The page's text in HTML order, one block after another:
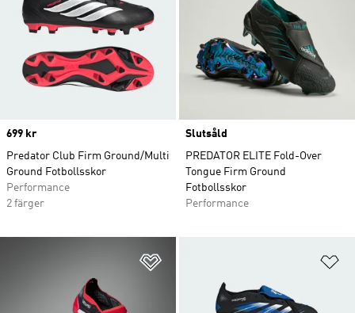
Price
699 kr
Predator Club Firm Ground/Multi
Ground Fotbollsskor
Performance
2 färger
Slutsåld
PREDATOR ELITE Fold-Over
Tongue Firm Ground
Fotbollsskor
Performance